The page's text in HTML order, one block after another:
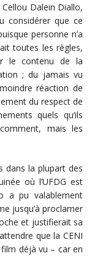
Dalein Diallo,
considérer que ce
personne n’a
toutes les règles,
le contenu de la
; du jamais vu
réaction de
du respect de
quels qu’ils
mais les
dans la plupart des
où l’UFDG est
a pu valablement
jusqu’à proclamer
et justifierait sa
que la CENI
déjà vu – car en